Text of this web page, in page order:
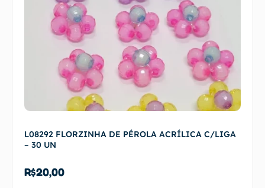
L08292 FLORZINHA DE PÉROLA ACRÍLICA C/LIGA
– 30 UN
R$20,00